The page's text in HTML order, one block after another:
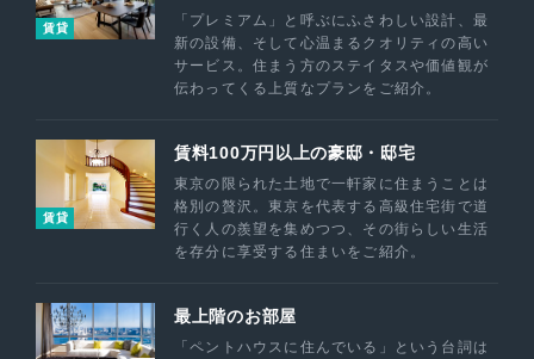
賃貸
「プレミアム」と呼ぶにふさわしい設計、最
新の設備、そして心温まるクオリティの高い
サービス。住まう方のステイタスや価値観が
伝わってくる上質なプランをご紹介。
賃貸
賃料100万円以上の豪邸・邸宅
東京の限られた土地で一軒家に住まうことは
格別の贅沢。東京を代表する高級住宅街で道
行く人の羨望を集めつつ、その街らしい生活
を存分に享受する住まいをご紹介。
最上階のお部屋
「ペントハウスに住んでいる」という台詞は